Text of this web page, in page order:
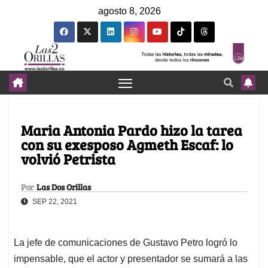
agosto 8, 2026
Maria Antonia Pardo hizo la tarea
con su exesposo Agmeth Escaf: lo
volvió Petrista
Por Las Dos Orillas
SEP 22, 2021
La jefe de comunicaciones de Gustavo Petro logró lo
impensable, que el actor y presentador se sumará a las